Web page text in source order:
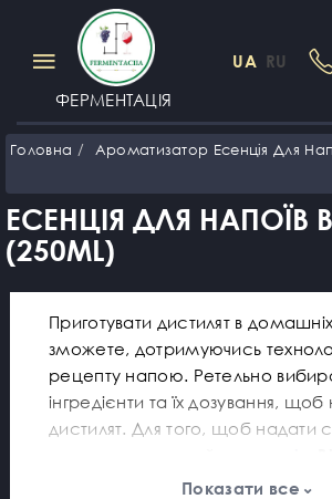
ФЕРМЕНТАЦІЯ
UA RU
Головна Ароматизатор Есенція Для
ЕСЕНЦІЯ ДЛЯ НАПОЇВ
(250ML)
Приготувати дистилят в
зможете, дотримуючись
рецепту напою. Ретельно
інгредієнти та їх дозування, щоб
дистилят. Для того, щоб надати
есенція дозволяє швидко
Показати все